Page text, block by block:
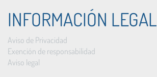
INFORMACIÓN LEGAL
Aviso de Privacidad
Exención de responsabilidad
Aviso legal